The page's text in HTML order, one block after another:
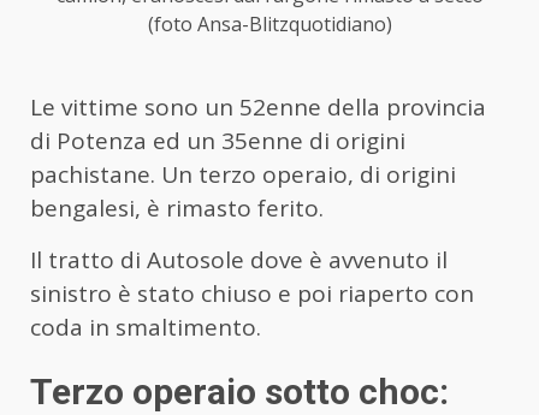
(foto Ansa-Blitzquotidiano)
Le vittime sono un 52enne della provincia
di Potenza ed un 35enne di origini
pachistane. Un terzo operaio, di origini
bengalesi, è rimasto ferito.
Il tratto di Autosole dove è avvenuto il
sinistro è stato chiuso e poi riaperto con
coda in smaltimento.
Terzo operaio sotto choc: